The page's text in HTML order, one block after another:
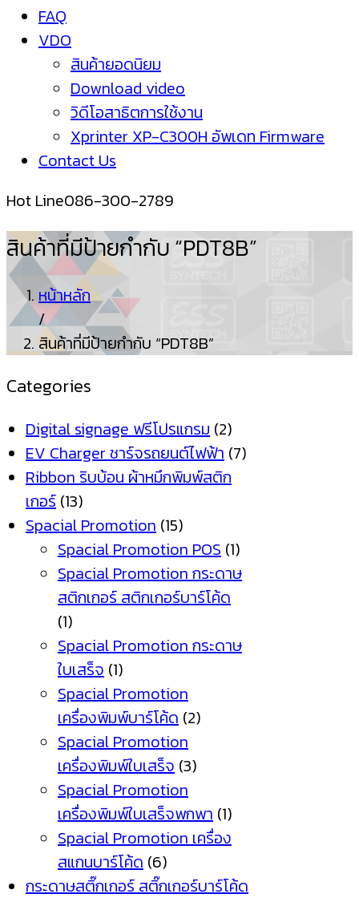
FAQ
VDO
สินค้ายอดนิยม
Download video
วิดีโอสาธิตการใช้งาน
Xprinter XP-C300H อัพเดท Firmware
Contact Us
Hot Line086-300-2789
สินค้าที่มีป้ายกำกับ “PDT8B”
หน้าหลัก
/
สินค้าที่มีป้ายกำกับ “PDT8B”
Categories
Digital signage ฟรีโปรแกรม (2)
EV Charger ชาร์จรถยนต์ไฟฟ้า (7)
Ribbon ริบบ้อน ผ้าหมึกพิมพ์สติก
เกอร์ (13)
Spacial Promotion (15)
Spacial Promotion POS (1)
Spacial Promotion กระดาษ
สติกเกอร์ สติกเกอร์บาร์โค้ด
(1)
Spacial Promotion กระดาษ
ใบเสร็จ (1)
Spacial Promotion
เครื่องพิมพ์บาร์โค้ด (2)
Spacial Promotion
เครื่องพิมพ์ใบเสร็จ (3)
Spacial Promotion
เครื่องพิมพ์ใบเสร็จพกพา (1)
Spacial Promotion เครื่อง
สแกนบาร์โค้ด (6)
กระดาษสติ๊กเกอร์ สติ๊กเกอร์บาร์โค้ด